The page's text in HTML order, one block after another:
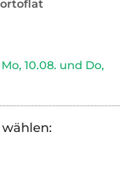
10.08. und Do,